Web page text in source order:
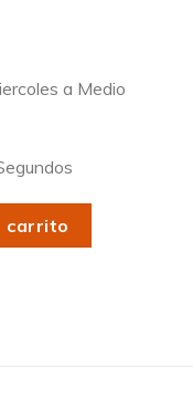
a Medio
carrito